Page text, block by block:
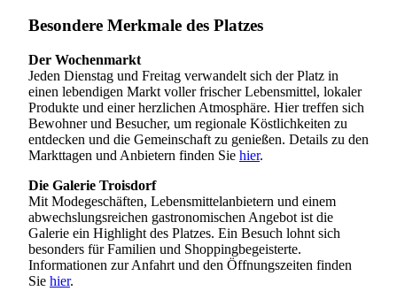
Besondere Merkmale des Platzes
Der Wochenmarkt
Jeden Dienstag und Freitag verwandelt sich der Platz in
einen lebendigen Markt voller frischer Lebensmittel, lokaler
Produkte und einer herzlichen Atmosphäre. Hier treffen sich
Bewohner und Besucher, um regionale Köstlichkeiten zu
entdecken und die Gemeinschaft zu genießen. Details zu den
Markttagen und Anbietern finden Sie hier.
Die Galerie Troisdorf
Mit Modegeschäften, Lebensmittelanbietern und einem
abwechslungsreichen gastronomischen Angebot ist die
Galerie ein Highlight des Platzes. Ein Besuch lohnt sich
besonders für Familien und Shoppingbegeisterte.
Informationen zur Anfahrt und den Öffnungszeiten finden
Sie hier.